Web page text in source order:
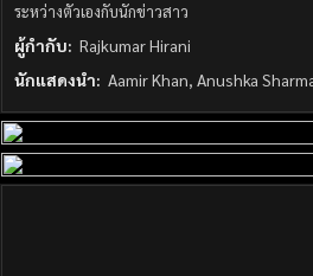
ระหว่างตัวเองกับนักข่าวสาว
ผู้กำกับ: Rajkumar Hirani
นักแสดงนำ: Aamir Khan, Anushka